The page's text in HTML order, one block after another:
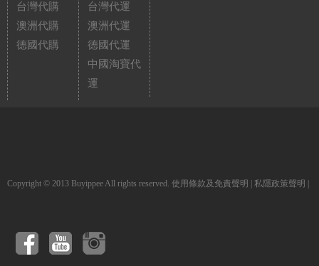
台灣代購
澳洲代購
德國代購
台灣代運
澳洲代運
德國代運
中國淘寶代
運
Copyright © 2013 Buyippee All rights reserved. 使用條款及免責聲明 私隱政策聲明